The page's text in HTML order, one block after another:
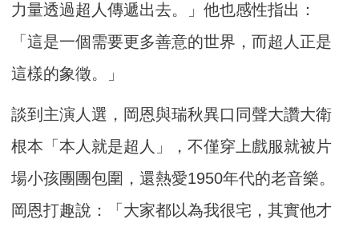
力量透過超人傳遞出去。」他也感性指出：
「這是一個需要更多善意的世界，而超人正是
這樣的象徵。」
談到主演人選，岡恩與瑞秋異口同聲大讚大衛
根本「本人就是超人」，不僅穿上戲服就被片
場小孩團團包圍，還熱愛1950年代的老音樂。
岡恩打趣說：「大家都以為我很宅，其實他才